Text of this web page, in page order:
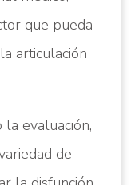
que pueda
articulación
la evaluación,
de